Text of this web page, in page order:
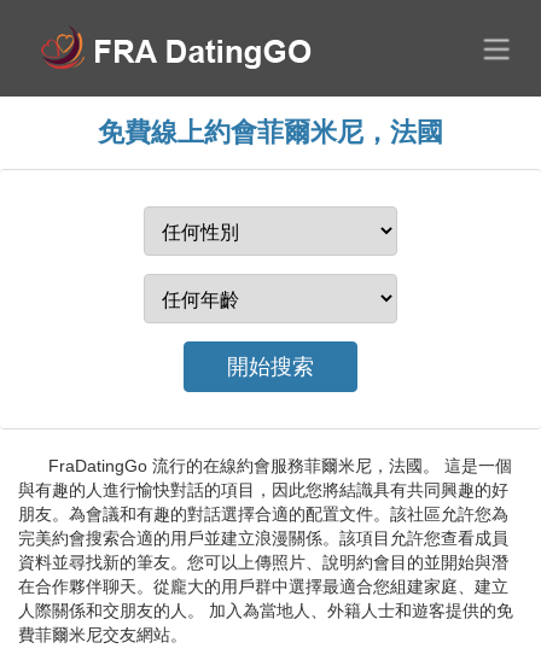
免費線上約會菲爾米尼，法國
FraDatingGo 流行的在線約會服務菲爾米尼，法國。 這是一個
與有趣的人進行愉快對話的項目，因此您將結識具有共同興趣的好
朋友。為會議和有趣的對話選擇合適的配置文件。該社區允許您為
完美約會搜索合適的用戶並建立浪漫關係。該項目允許您查看成員
資料並尋找新的筆友。您可以上傳照片、說明約會目的並開始與潛
在合作夥伴聊天。從龐大的用戶群中選擇最適合您組建家庭、建立
人際關係和交朋友的人。 加入為當地人、外籍人士和遊客提供的免
費菲爾米尼交友網站。